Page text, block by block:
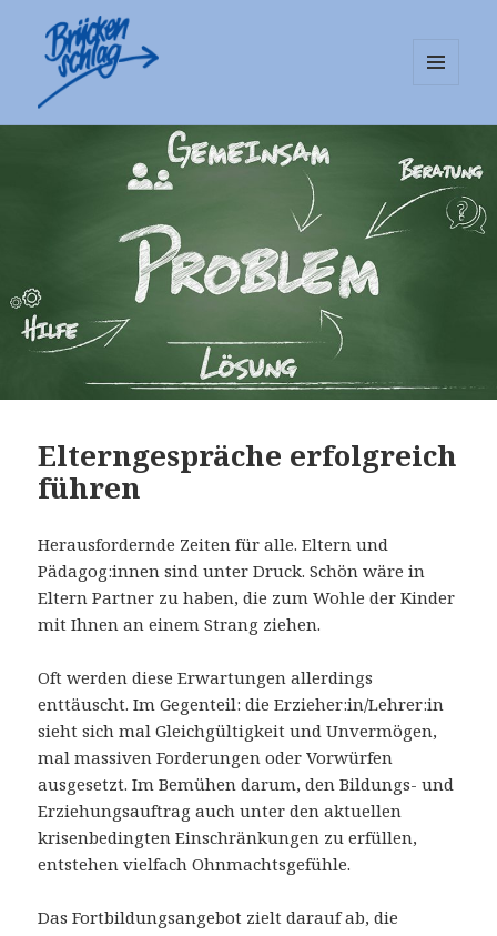
Mediationsstelle BrückenschlagWIDGETS
Elterngespräche erfolgreich
führen
Herausfordernde Zeiten für alle. Eltern und
Pädagog:innen sind unter Druck. Schön wäre in
Eltern Partner zu haben, die zum Wohle der Kinder
mit Ihnen an einem Strang ziehen.
Oft werden diese Erwartungen allerdings
enttäuscht. Im Gegenteil: die Erzieher:in/Lehrer:in
sieht sich mal Gleichgültigkeit und Unvermögen,
mal massiven Forderungen oder Vorwürfen
ausgesetzt. Im Bemühen darum, den Bildungs- und
Erziehungsauftrag auch unter den aktuellen
krisenbedingten Einschränkungen zu erfüllen,
entstehen vielfach Ohnmachtsgefühle.
Das Fortbildungsangebot zielt darauf ab, die